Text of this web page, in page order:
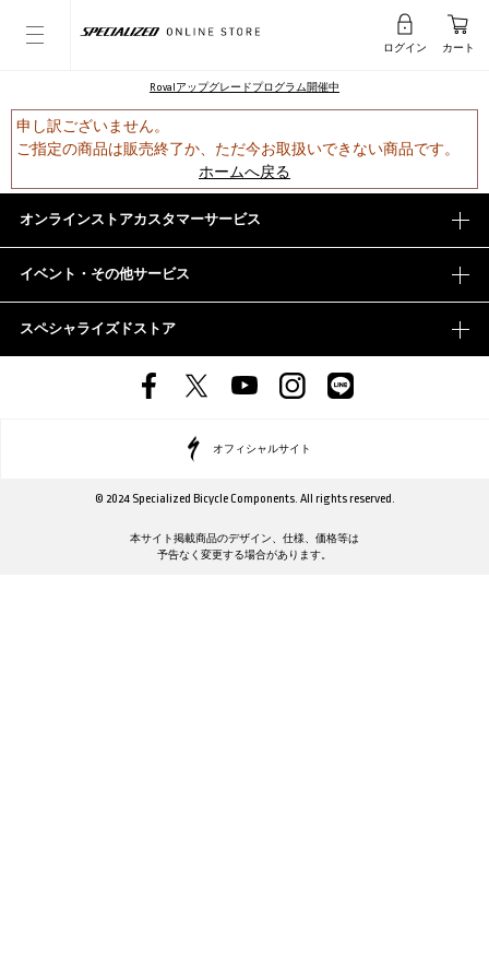
ログイン カート
Rovalアップグレードプログラム開催中
申し訳ございません。
ご指定の商品は販売終了か、ただ今お取扱いできない商品です。
ホームへ戻る
オンラインストアカスタマーサービス
イベント・その他サービス
スペシャライズドストア
オフィシャルサイト
© 2024 Specialized Bicycle Components. All rights reserved.
本サイト掲載商品のデザイン、仕様、価格等は
予告なく変更する場合があります。